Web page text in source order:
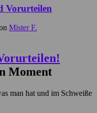
Vorurteilen
Mister F.
Moment
man hat und im Schweiße